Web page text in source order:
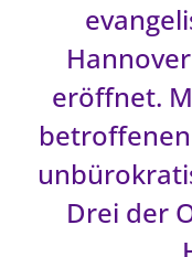
eröffnet.
Drei der
Kirchenämter
Gleichstellung
Datenschutz
LANDESSYNODE
27.